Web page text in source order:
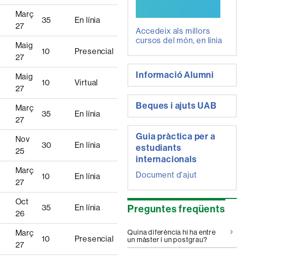
Març
27
35 En línia
Maig
27
10 Presencial
Maig
27
10 Virtual
Març
27
35 En línia
Nov
25
30 En línia
Març
27
10 En línia
Oct
26
35 En línia
Març
27
10 Presencial
Accedeix als millors
cursos del món, en línia
Informació Alumni
Beques i ajuts UAB
Guia pràctica per a
estudiants
internacionals
Document d'ajut
Preguntes freqüents
Quina diferència hi ha entre
un màster i un postgrau?